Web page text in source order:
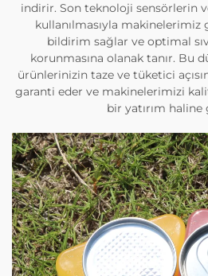
indirir. Son teknoloji sensörlerin
kullanılmasıyla makinelerimiz
bildirim sağlar ve optimal
korunmasına olanak tanır. Bu
ürünlerinizin taze ve tüketici
garanti eder ve makinelerimizi
bir yatırım haline